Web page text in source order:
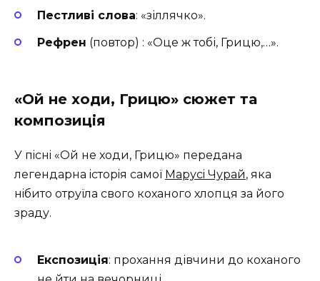
Пестливі слова: «зіллячко».
Рефрен (повтор) : «Оце ж тобі, Грицю,…».
«Ой не ходи, Грицю» сюжет та
композиція
У пiснi Ой не ходи, Грицю
передана
легендарна iсторiя самоï Марусi Чурай, яка
нiбито отруïла свого коханого хлопця за його
зраду.
Експозиція: прохання дівчини до коханого